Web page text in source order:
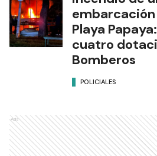
embarcación
Playa
cuatro
Bomberos
POLICIALES
Ads